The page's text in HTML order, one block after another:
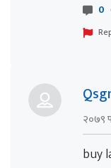
0
२०७९
buy